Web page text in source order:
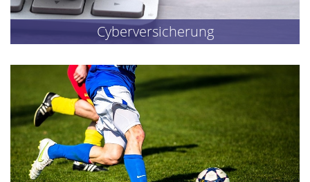
Cyberversicherung